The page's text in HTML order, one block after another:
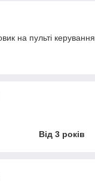
на пульті керування
Від 3 років